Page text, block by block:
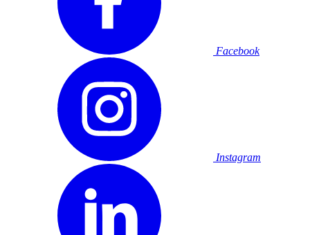
Facebook
Instagram